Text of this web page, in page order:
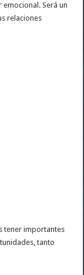
Será un
relaciones
tener importantes
tanto